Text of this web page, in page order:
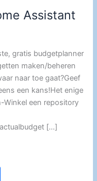
Assistant
gratis budgetplanner
maken/beheren
naar toe gaat?Geef
een kans!Het enige
Winkel een repository
[…]